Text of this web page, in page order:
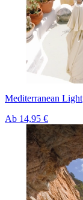
Mediterranean Light
Ab 14,95 €